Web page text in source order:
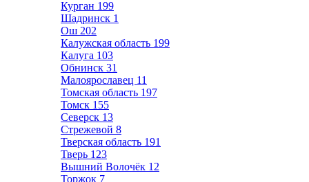
Курган 199
Шадринск 1
Ош 202
Калужская область 199
Калуга 103
Обнинск 31
Малоярославец 11
Томская область 197
Томск 155
Северск 13
Стрежевой 8
Тверская область 191
Тверь 123
Вышний Волочёк 12
Торжок 7